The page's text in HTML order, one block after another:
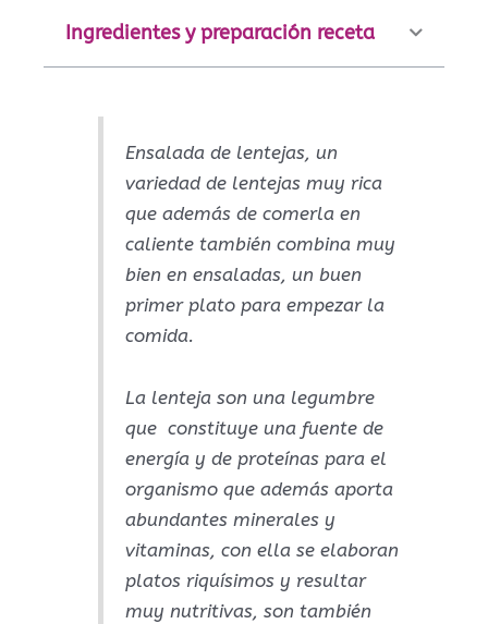
Ingredientes y preparación receta
Ensalada de lentejas, un
variedad de lentejas muy rica
que además de comerla en
caliente también combina muy
bien en ensaladas, un buen
primer plato para empezar la
comida.
La lenteja son una legumbre
que constituye una fuente de
energía y de proteínas para el
organismo que además aporta
abundantes minerales y
vitaminas, con ella se elaboran
platos riquísimos y resultar
muy nutritivas, son también